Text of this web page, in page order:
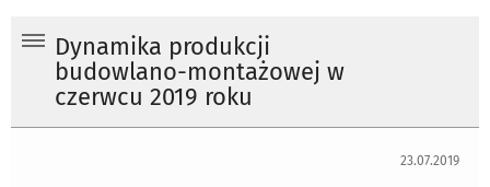
Dynamika produkcji
budowlano-montażowej w
czerwcu 2019 roku
23.07.2019